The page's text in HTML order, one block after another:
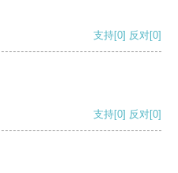
支持[0] 反对[0]
支持[0] 反对[0]